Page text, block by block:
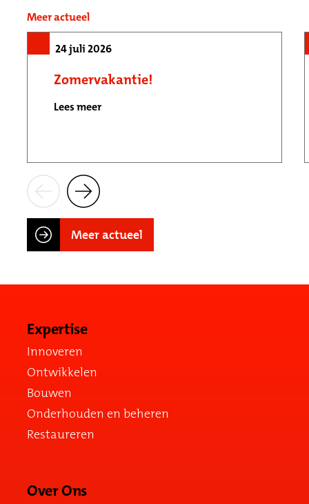
Meer actueel
24 juli 2026
Zomervakantie!
Lees meer
Meer actueel
Expertise
Innoveren
Ontwikkelen
Bouwen
Onderhouden en beheren
Restaureren
Over Ons